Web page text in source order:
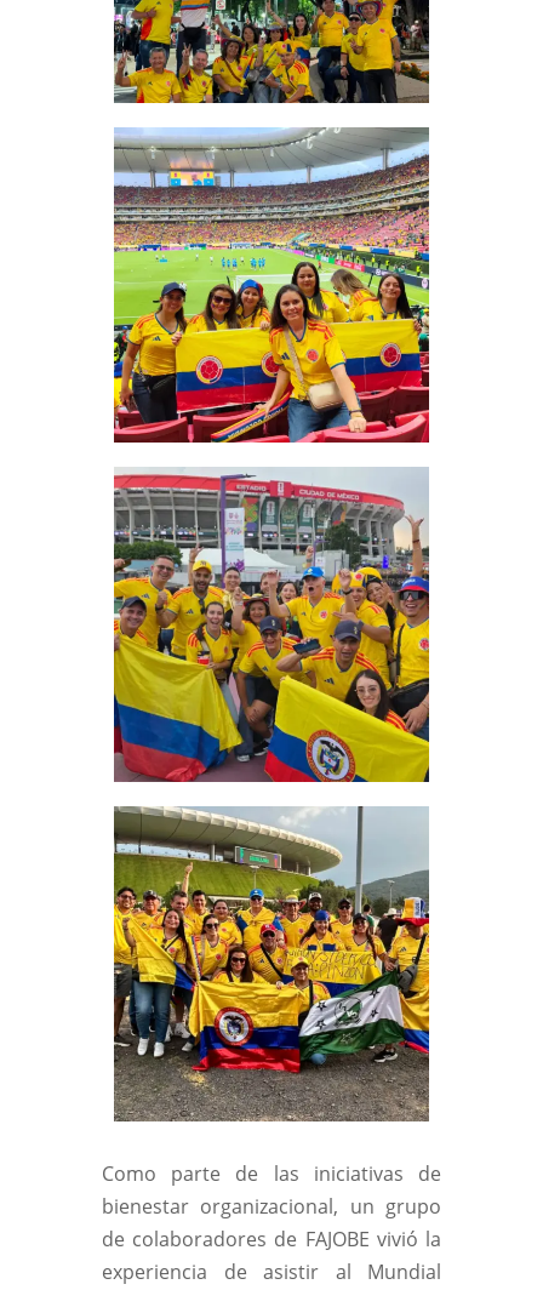
Como parte de las iniciativas de
bienestar organizacional, un grupo
de colaboradores de FAJOBE vivió la
experiencia de asistir al Mundial